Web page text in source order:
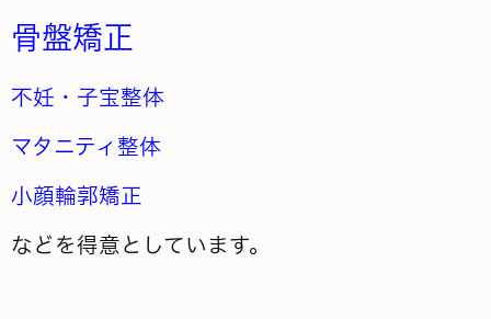
骨盤矯正
不妊・子宝整体
マタニティ整体
小顔輪郭矯正
などを得意としています。